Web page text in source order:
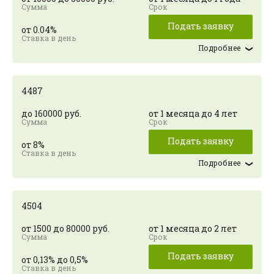
от 0.04% Подать заявку
Подробнее
4487
до 160000 руб.
от 1 месяца до 4 лет
от 8% Подать заявку
Подробнее
4504
от 1500 до 80000 руб.
от 1 месяца до 2 лет
от 0,13% до 0,5% Подать заявку